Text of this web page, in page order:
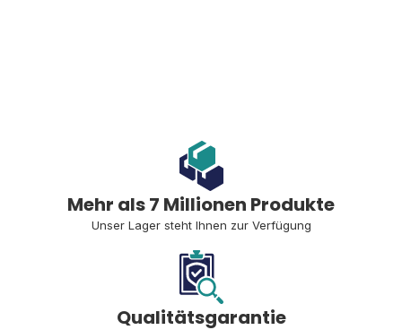
Mehr als 7 Millionen Produkte
Unser Lager steht Ihnen zur Verfügung
Qualitätsgarantie